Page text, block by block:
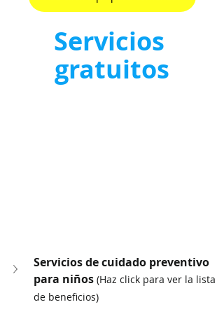
Servicios
gratuitos
Servicios de cuidado preventivo
para niños (Haz click para ver la lista
de beneficios)